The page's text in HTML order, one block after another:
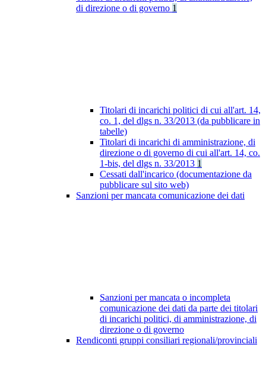
di direzione o di governo 1
Titolari di incarichi politici di cui all'art. 14,
co. 1, del dlgs n. 33/2013 (da pubblicare in
tabelle)
Titolari di incarichi di amministrazione, di
direzione o di governo di cui all'art. 14, co.
1-bis, del dlgs n. 33/2013 1
Cessati dall'incarico (documentazione da
pubblicare sul sito web)
Sanzioni per mancata comunicazione dei dati
Sanzioni per mancata o incompleta
comunicazione dei dati da parte dei titolari
di incarichi politici, di amministrazione, di
direzione o di governo
Rendiconti gruppi consiliari regionali/provinciali